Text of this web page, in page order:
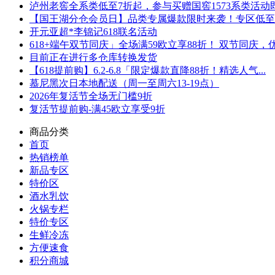
泸州老窖全系类低至7折起，参与买赠国窖1573系类活动
【国王湖分仓会员日】品类专属爆款限时来袭！专区低
开元亚超*李锦记618联名活动
618+端午双节同庆」全场满59欧立享88折！ 双节同庆，
目前正在进行多仓库转换发货
【618提前购】6.2-6.8「限定爆款直降88折！精选人气...
慕尼黑次日本地配送（周一至周六13-19点）
2026年复活节全场无门槛9折
复活节提前购-满45欧立享受9折
商品分类
首页
热销榜单
新品专区
特价区
酒水乳饮
火锅专栏
特价专区
生鲜冷冻
方便速食
积分商城